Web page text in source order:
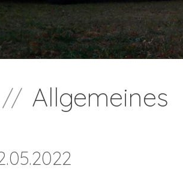
// Allgemeines